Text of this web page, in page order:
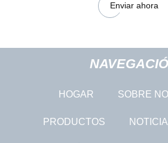
Enviar ahora
HOGAR SOBRE
PRODUCTOS